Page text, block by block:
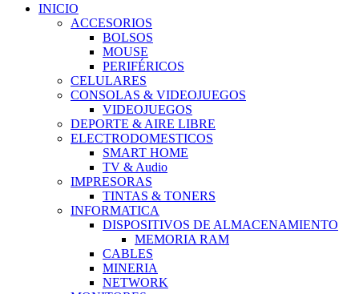
INICIO
ACCESORIOS
BOLSOS
MOUSE
PERIFÉRICOS
CELULARES
CONSOLAS & VIDEOJUEGOS
VIDEOJUEGOS
DEPORTE & AIRE LIBRE
ELECTRODOMESTICOS
SMART HOME
TV & Audio
IMPRESORAS
TINTAS & TONERS
INFORMATICA
DISPOSITIVOS DE ALMACENAMIENTO
MEMORIA RAM
CABLES
MINERIA
NETWORK